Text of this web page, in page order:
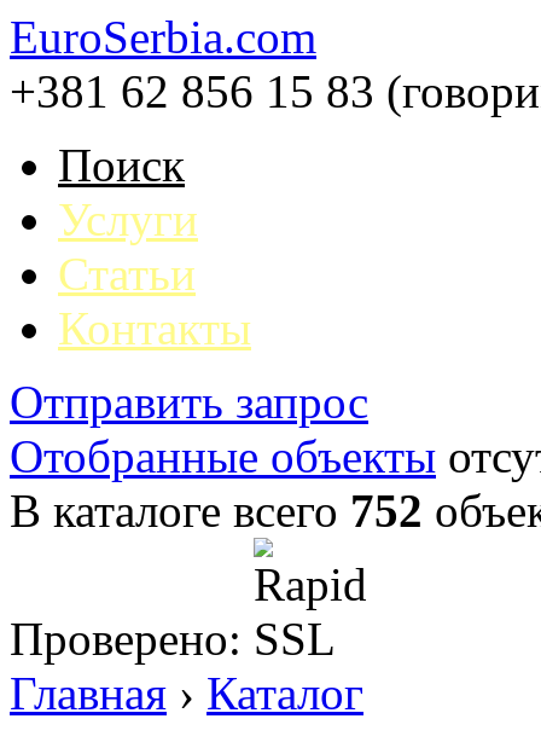
EuroSerbia.com
+381 62 856 15 83
Поиск
Услуги
Статьи
Контакты
Отправить запрос
Отобранные объекты
В каталоге всего 752
Проверено:
Главная › Каталог